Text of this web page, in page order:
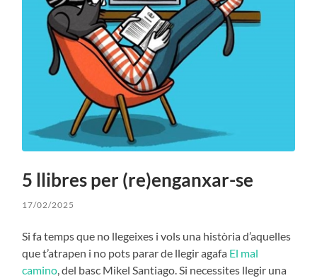
5 llibres per (re)enganxar-se
17/02/2025
Si fa temps que no llegeixes i vols una història d’aquelles
que t’atrapen i no pots parar de llegir agafa El mal
camino, del basc Mikel Santiago. Si necessites llegir una